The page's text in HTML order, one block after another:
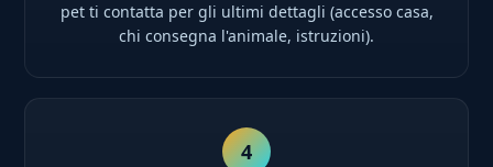
pet ti contatta per gli ultimi dettagli (accesso casa,
chi consegna l'animale, istruzioni).
4